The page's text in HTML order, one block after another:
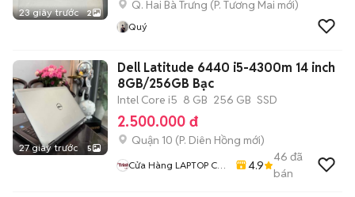
23 giây trước 2
Q. Hai Bà Trưng (P. Tương Mai mới)
Quý
27 giây trước 5
Dell Latitude 6440 i5-4300m 14 inch
8GB/256GB Bạc
Intel Core i5 8 GB 256 GB SSD
2.500.000 đ
Quận 10 (P. Diên Hồng mới)
Cửa Hàng LAPTOP Cũ
4.9
46 đã
bán